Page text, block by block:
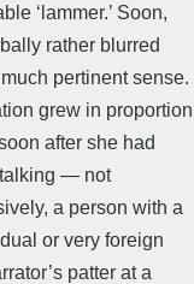
‘lammer.’ Soon,
rather blurred
pertinent sense.
grew in proportion
after she had
talking — not
a person with a
or very foreign
patter at a